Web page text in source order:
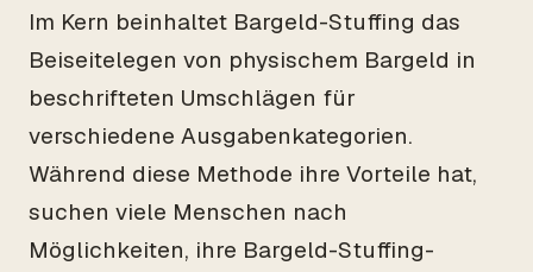
Im Kern beinhaltet Bargeld-Stuffing das
Beiseitelegen von physischem Bargeld in
beschrifteten Umschlägen für
verschiedene Ausgabenkategorien.
Während diese Methode ihre Vorteile hat,
suchen viele Menschen nach
Möglichkeiten, ihre Bargeld-Stuffing-